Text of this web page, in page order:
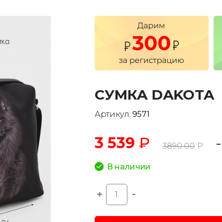
СУМКА DAKOTA
Артикул: 9571
3 539 ₽ 3890.00 Р
В наличии